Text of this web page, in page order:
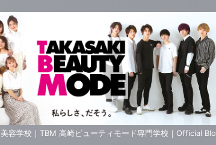
容学校｜TBM 高崎ビューティモード専門学校｜Official Blo